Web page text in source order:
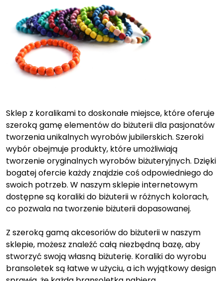
Sklep z koralikami to doskonałe miejsce, które oferuje
szeroką gamę elementów do biżuterii dla pasjonatów
tworzenia unikalnych wyrobów jubilerskich. Szeroki
wybór obejmuje produkty, które umożliwiają
tworzenie oryginalnych wyrobów biżuteryjnych. Dzięki
bogatej ofercie każdy znajdzie coś odpowiedniego do
swoich potrzeb. W naszym sklepie internetowym
dostępne są koraliki do biżuterii w różnych kolorach,
co pozwala na tworzenie biżuterii dopasowanej.
Z szeroką gamą akcesoriów do biżuterii w naszym
sklepie, możesz znaleźć całą niezbędną bazę, aby
stworzyć swoją własną biżuterię. Koraliki do wyrobu
bransoletek są łatwe w użyciu, a ich wyjątkowy design